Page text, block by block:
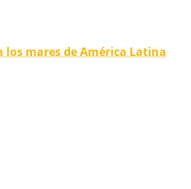
los mares de América Latina